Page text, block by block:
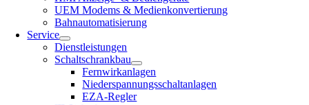
UEM Modems & Medienkonvertierung
Bahnautomatisierung
Service
Dienstleistungen
Schaltschrankbau
Fernwirkanlagen
Niederspannungsschaltanlagen
EZA-Regler